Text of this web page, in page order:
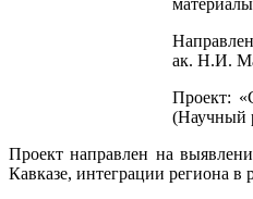
ак. Н.И.
Проект:
(Научный
Проект направлен на
Кавказе, интеграции региона в